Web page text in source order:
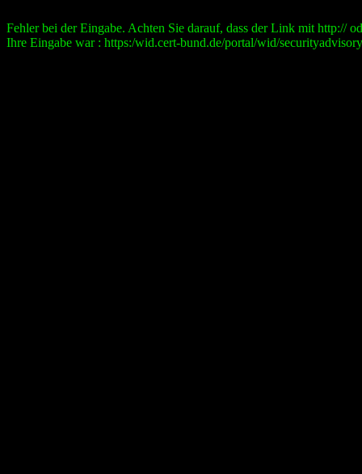
Fehler bei der Eingabe. Achten Sie darauf, dass der Link mit http://
Ihre Eingabe war : https:/wid.cert-bund.de/portal/wid/